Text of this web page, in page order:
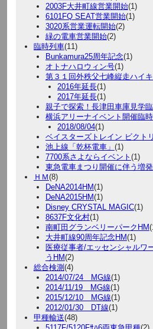
2003F大井町線営業開始(1)
6101FQ SEAT営業開始(1)
3020系営業運転開始(2)
緑の電車営業開始(2)
臨時列車(11)
Bunkamura25周年記念(1)
オトナハロウィン号(1)
第３１回外秩父七峰縦走ハイ
2016年延長(1)
2017年延長(1)
親子で探索！長津田車庫見学
横浜アリーナイベント開催臨
2018/08/04(1)
ベイスターズトレイン ビクト
池上線「乾杯電車」 (1)
7700系さよならイベント (1)
東急電車まつり開催に伴う増
ＨＭ(8)
DeNA2014HM(1)
DeNA2015HM(1)
Disney CRYSTAL MAGIC(1)
8637F文化村(1)
南町田グランベリーパークHM
大井町線90周年記念HM(1)
医療従事者/エッセンシャルワ
うHM(2)
総合検測 (4)
2014/07/24 MG線(1)
2014/11/19 MG線(1)
2015/12/10 MG線(1)
2012/01/30 DT線(1)
甲種輸送(48)